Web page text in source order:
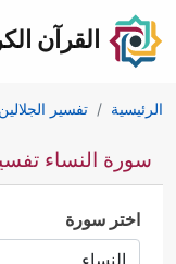
القرآن
الرئيسية تفسير الجلالين
سورة النساء تفسير
اختر سورة